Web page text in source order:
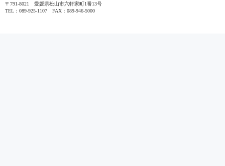
〒791-8021 愛媛県松山市六軒家町1番13号
TEL：089-925-1107 FAX：089-946-5000